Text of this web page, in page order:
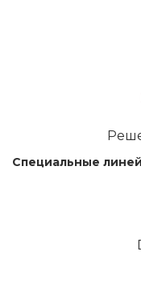
Специальные